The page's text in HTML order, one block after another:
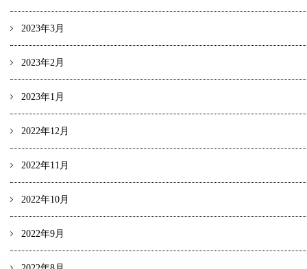
2023年3月
2023年2月
2023年1月
2022年12月
2022年11月
2022年10月
2022年9月